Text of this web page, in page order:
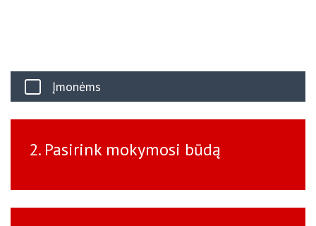
Įmonėms
2. Pasirink mokymosi būdą